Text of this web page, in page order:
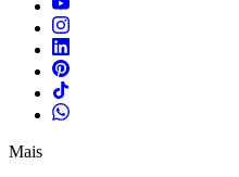
Mais